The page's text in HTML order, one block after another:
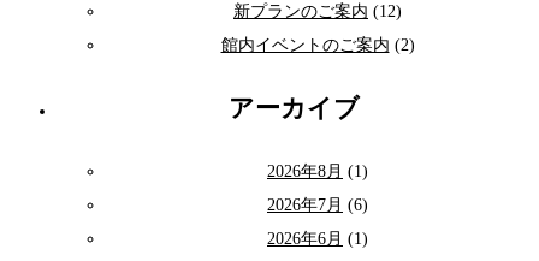
新プランのご案内 (12)
館内イベントのご案内 (2)
アーカイブ
2026年8月 (1)
2026年7月 (6)
2026年6月 (1)